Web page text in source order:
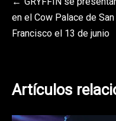
Navegación
de
en el Cow Palace de San
Francisco el 13 de junio
Artículos